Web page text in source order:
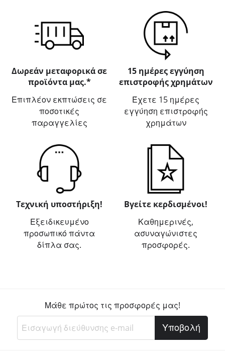
Δωρεάν μεταφορικά σε
προϊόντα μας.*
Επιπλέον εκπτώσεις σε
ποσοτικές
παραγγελίες
15 ημέρες εγγύηση
επιστροφής χρημάτων
Έχετε 15 ημέρες
εγγύηση επιστροφής
χρημάτων
Τεχνική υποστήριξη!
Εξειδικευμένο
προσωπικό πάντα
δίπλα σας.
Βγείτε κερδισμένοι!
Καθημερινές,
ασυναγώνιστες
προσφορές.
Μάθε πρώτος τις προσφορές μας!
Υποβολή